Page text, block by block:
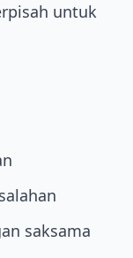
untuk
saksama